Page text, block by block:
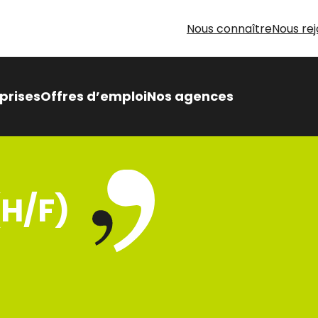
Nous connaîtreNous
Intérimaire Métier Intérim
pour vous
d’aide pour votre
d’emploi
Offres d’emploiNos agences
F)